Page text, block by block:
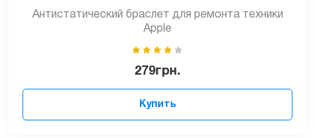
Антистатический браслет для ремонта техники
Apple
279грн.
Купить